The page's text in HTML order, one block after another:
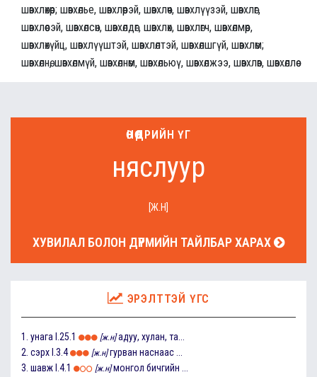
шөвхлөхөөр; шөвхөлье, шөвхлөөрэй, шөвхлөөч, шөвхлүүзэй, шөвхлөг,
шөвхлөөсэй, шөвхөлсөн, шөвхөлдөг, шөвхлөх, шөвхлөгч, шөвхөлмөөр,
шөвхлөхүйц, шөвхлүүштэй, шөвхлөлтэй, шөвхөлшгүй, шөвхлөм;
шөвхөлнө, шөвхөлмүй, шөвхөлнөм, шөвхөльюү, шөвхөлжээ, шөвхлөв, шөвхөллөө
ӨНӨӨДРИЙН ҮГ
няслуур
[Ж.Н]
ХУВИЛАЛ БОЛОН ДҮРМИЙН ТАЙЛБАР ХАРАХ
ЭРЭЛТТЭЙ ҮГС
1. унага I.25.1 [ж.н] адуу, хулан, та...
2. сэрх I.3.4 [ж.н] гурван наснаас ...
3. шавж I.4.1 [ж.н] монгол бичгийн ...